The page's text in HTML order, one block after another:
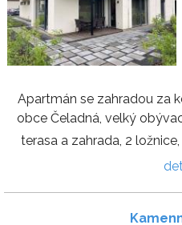
Apartmán se zahradou za
obce Čeladná, velký
terasa a zahrada, 2